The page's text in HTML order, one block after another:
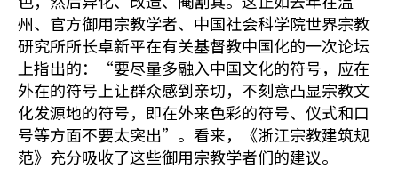
州、官方御用宗教学者、中国社会科学院世界宗教
研究所所长卓新平在有关基督教中国化的一次论坛
上指出的：“要尽量多融入中国文化的符号，应在
外在的符号上让群众感到亲切，不刻意凸显宗教文
化发源地的符号，即在外来色彩的符号、仪式和口
号等方面不要太突出”。看来，《浙江宗教建筑规
范》充分吸收了这些御用宗教学者们的建议。